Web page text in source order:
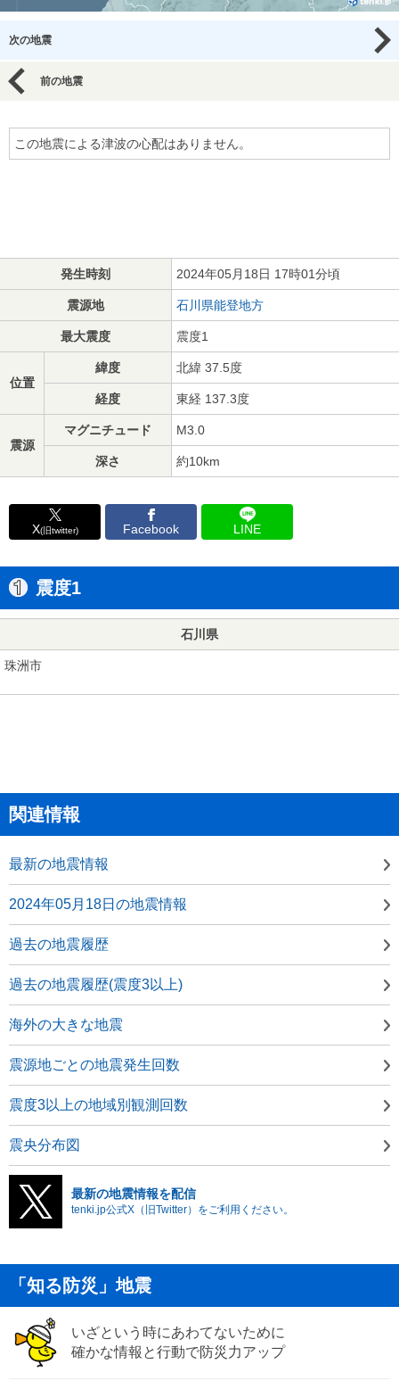
次の地震
前の地震
この地震による津波の心配はありません。
発生時刻 2024年05月18日 17時01分頃
震源地 石川県能登地方
最大震度 震度1
位置
緯度 北緯 37.5度
経度 東経 137.3度
震源
マグニチュード M3.0
深さ 約10km
X(旧twitter) Facebook LINE
震度1
石川県
珠洲市
関連情報
最新の地震情報
2024年05月18日の地震情報
過去の地震履歴
過去の地震履歴(震度3以上)
海外の大きな地震
震源地ごとの地震発生回数
震度3以上の地域別観測回数
震央分布図
最新の地震情報を配信
tenki.jp公式X（旧Twitter）をご利用ください。
「知る防災」地震
いざという時にあわてないために
確かな情報と行動で防災力アップ